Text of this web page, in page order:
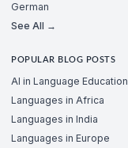
German
See All →
POPULAR BLOG POSTS
AI in Language Education
Languages in Africa
Languages in India
Languages in Europe